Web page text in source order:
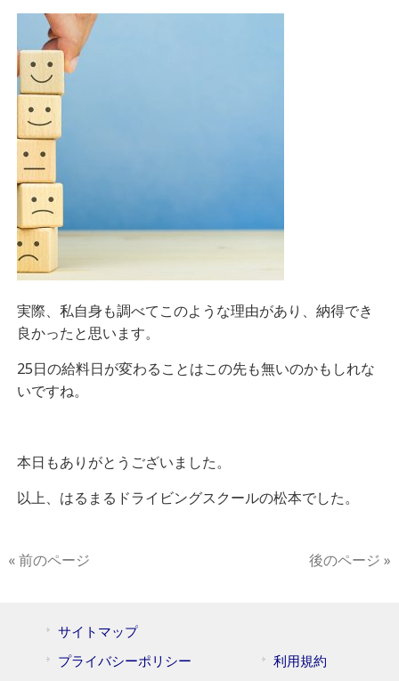
実際、私自身も調べてこのような理由があり、納得でき
良かったと思います。
25日の給料日が変わることはこの先も無いのかもしれな
いですね。
本日もありがとうございました。
以上、はるまるドライビングスクールの松本でした。
« 前のページ 後のページ »
サイトマップ
プライバシーポリシー
利用規約